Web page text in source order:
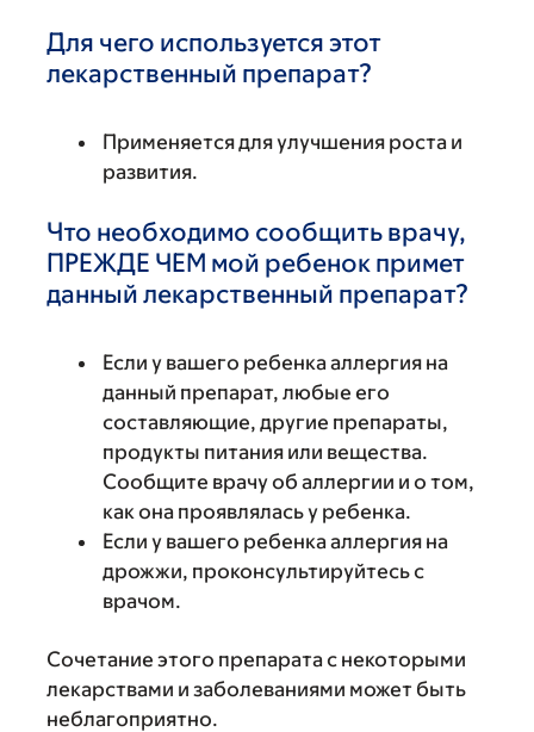
Для чего используется этот
лекарственный препарат?
Применяется для улучшения роста и
развития.
Что необходимо сообщить врачу,
ПРЕЖДЕ ЧЕМ мой ребенок примет
данный лекарственный препарат?
Если у вашего ребенка аллергия на
данный препарат, любые его
составляющие, другие препараты,
продукты питания или вещества.
Сообщите врачу об аллергии и о том,
как она проявлялась у ребенка.
Если у вашего ребенка аллергия на
дрожжи, проконсультируйтесь с
врачом.
Сочетание этого препарата с некоторыми
лекарствами и заболеваниями может быть
неблагоприятно.